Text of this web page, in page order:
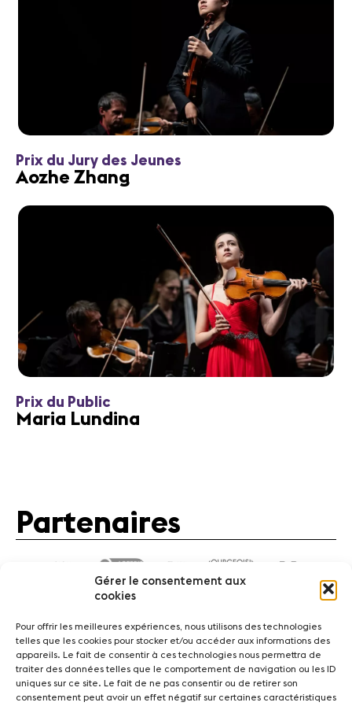
Gérer le consentement aux
cookies
Pour offrir les meilleures expériences, nous utilisons des technologies
telles que les cookies pour stocker et/ou accéder aux informations des
appareils. Le fait de consentir à ces technologies nous permettra de
traiter des données telles que le comportement de navigation ou les ID
uniques sur ce site. Le fait de ne pas consentir ou de retirer son
consentement peut avoir un effet négatif sur certaines caractéristiques
Prix du Jury des Jeunes
Aozhe Zhang
Prix du Public
Maria Lundina
Partenaires
ActualitésConcerts Bénévoles Médiation